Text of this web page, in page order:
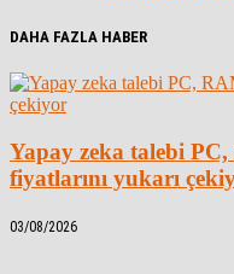
DAHA FAZLA HABER
Yapay zeka talebi
fiyatlarını yukarı
03/08/2026